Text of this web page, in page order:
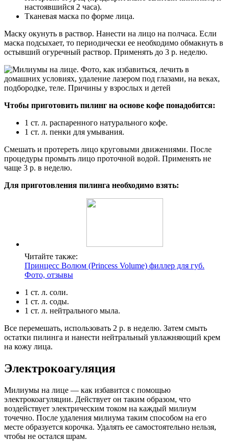
настоявшийся 2 часа).
Тканевая маска по форме лица.
Маску окунуть в раствор. Нанести на лицо на полчаса. Если
маска подсыхает, то периодически ее необходимо обмакнуть в
остывший огуречный раствор. Применять до 3 р. неделю.
Чтобы приготовить пилинг на основе кофе понадобится:
1 ст. л. распаренного натурального кофе.
1 ст. л. пенки для умывания.
Смешать и протереть лицо круговыми движениями. После
процедуры промыть лицо проточной водой. Применять не
чаще 3 р. в неделю.
Для приготовления пилинга необходимо взять:
Читайте также:
Принцесс Волюм (Princess Volume) филлер для губ.
Фото, отзывы
1 ст. л. соли.
1 ст. л. соды.
1 ст. л. нейтрального мыла.
Все перемешать, использовать 2 р. в неделю. Затем смыть
остатки пилинга и нанести нейтральный увлажняющий крем
на кожу лица.
Электрокоагуляция
Милиумы на лице — как избавится с помощью
электрокоагуляции. Действует он таким образом, что
воздействует электрическим током на каждый милиум
точечно. После удаления милиума таким способом на его
месте образуется корочка. Удалять ее самостоятельно нельзя,
чтобы не остался шрам.